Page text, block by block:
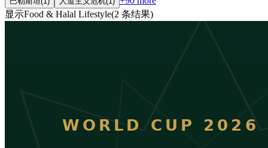
显示Food & Halal Lifestyle(2 条结果)